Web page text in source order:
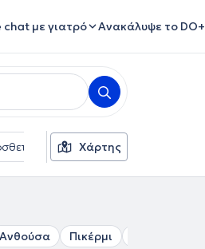
chat με γιατρό Ανακάλυψε το DO+
φίλτρα Γλώσσες
Χάρτης
Ανθούσα Πικέρμι